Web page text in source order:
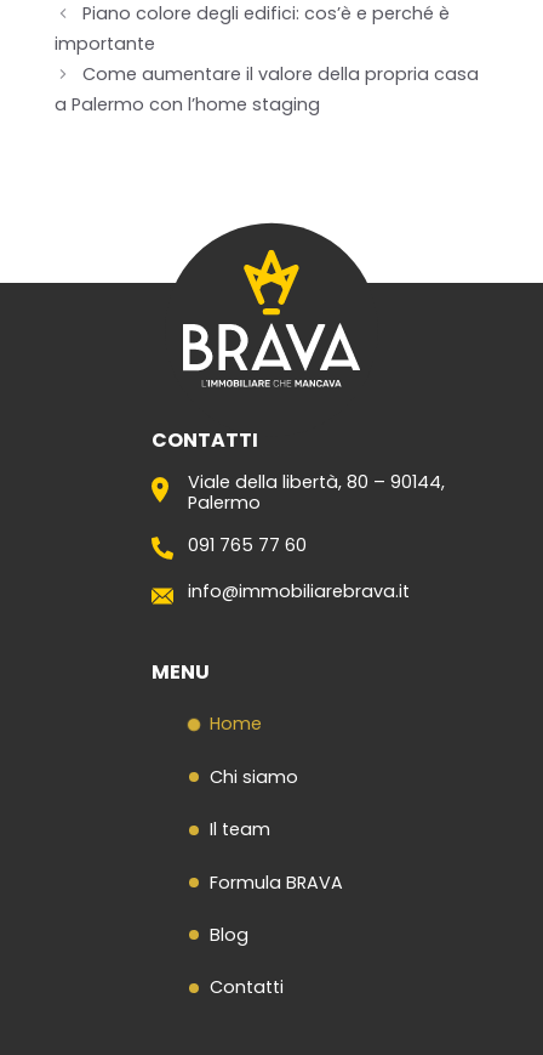
Servizi per i clienti
Servizi per gli agenti
Contatti
Piano colore degli edifici: cos’è e perché è
importante
Come aumentare il valore della propria casa
a Palermo con l’home staging
CONTATTI
Viale della libertà, 80 – 90144,
Palermo
091 765 77 60
info@immobiliarebrava.it
MENU
Home
Chi siamo
Il team
Formula BRAVA
Blog
Contatti